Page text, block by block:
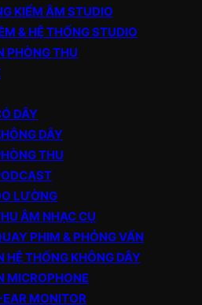
KIỂM ÂM STUDIO
& HỆ THỐNG STUDIO
PHÒNG THU
DÂY
DÂY
THU
LƯỜNG
ÂM NHẠC CỤ
PHIM & PHỎNG VẤN
HỆ THỐNG KHÔNG DÂY
MICROPHONE
MONITOR